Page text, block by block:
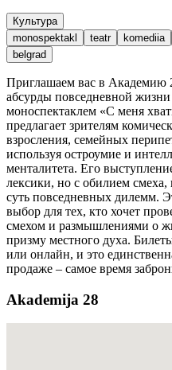
Культура
monospektakl
teatr komediia
belgrad
Приглашаем вас в Академию
абсурды повседневной
моноспектаклем «С меня
предлагает зрителям
взросления, семейных
используя остроумие и
менталитета. Его
лексики, но с обилием смеха,
суть повседневных дилемм.
выбор для тех, кто хочет
смехом и размышлениями о
призму местного духа.
или онлайн, и это
продаже – самое время
Akademija 28